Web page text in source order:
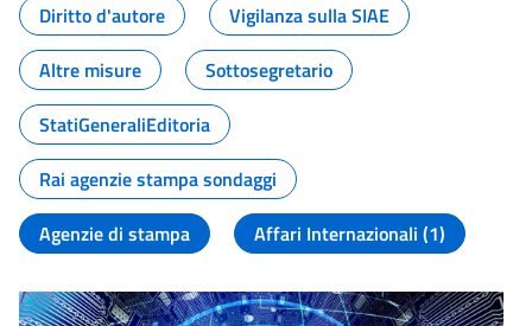
Diritto d'autore
Vigilanza sulla SIAE
Altre misure
Sottosegretario
StatiGeneraliEditoria
Rai agenzie stampa sondaggi
Agenzie di stampa
Affari Internazionali (1)